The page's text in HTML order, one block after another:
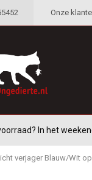
Onze
In het
verjager Blauw/Wit